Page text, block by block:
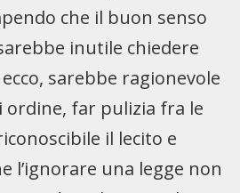
che il buon senso
inutile chiedere
sarebbe ragionevole
ordine, far pulizia fra le
il lecito e
l’ignorare una legge non